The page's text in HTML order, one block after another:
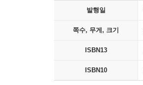
발행일
쪽수, 무게, 크기
ISBN13
ISBN10